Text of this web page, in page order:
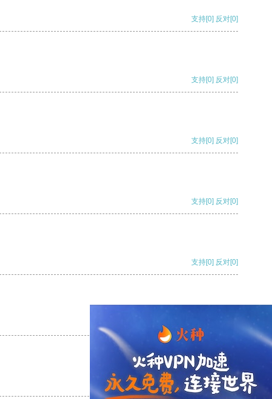
支持[0] 反对[0]
支持[0] 反对[0]
支持[0] 反对[0]
支持[0] 反对[0]
支持[0] 反对[0]
支持 [0] 反对[0]